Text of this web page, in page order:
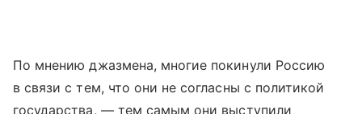
По мнению джазмена, многие покинули Россию
в связи с тем, что они не согласны с политикой
государства, — тем самым они выступили